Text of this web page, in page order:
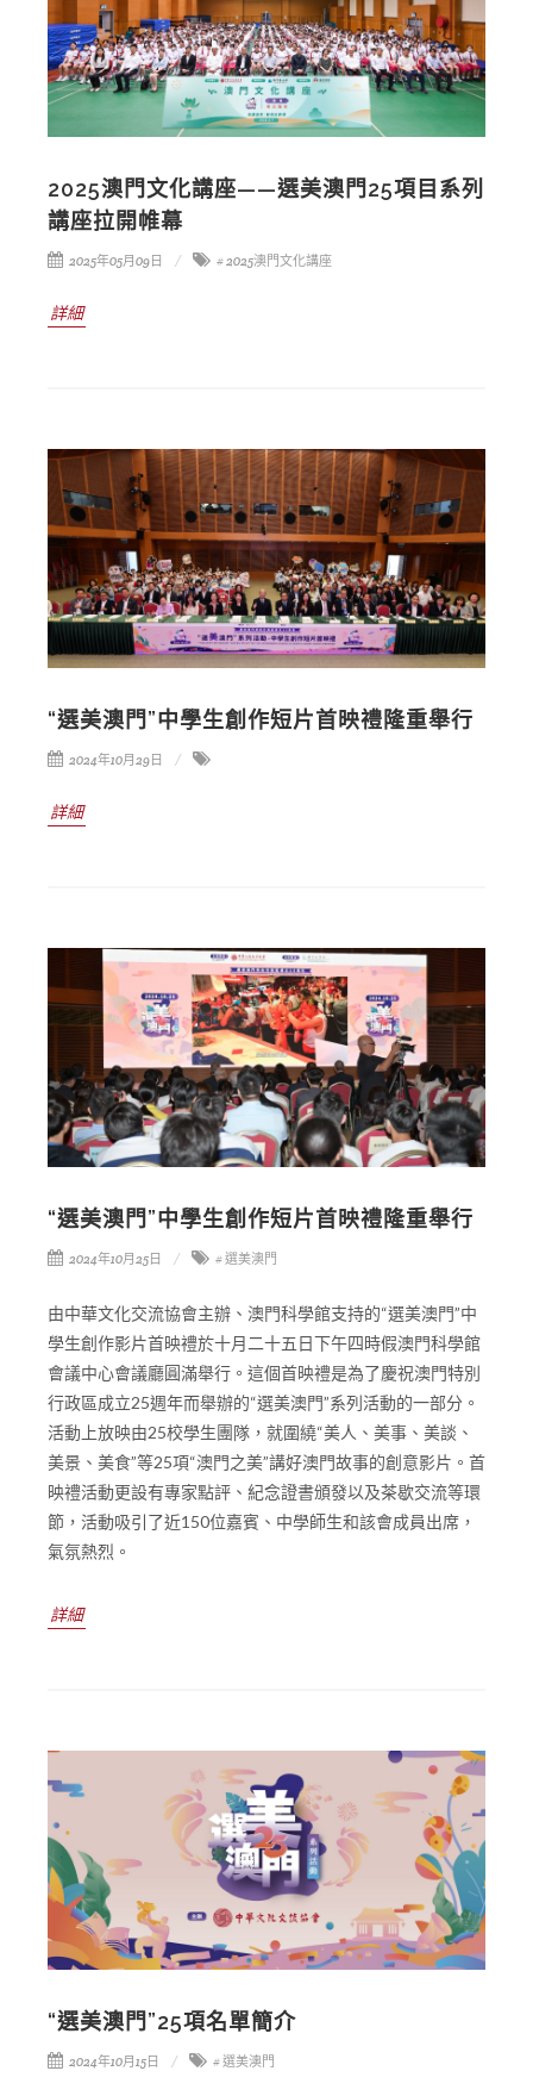
2025澳門文化講座——選美澳門25項目系列
講座拉開帷幕
2025年05月09日 # 2025澳門文化講座
詳細
“選美澳門”中學生創作短片首映禮隆重舉行
2024年10月29日
詳細
“選美澳門”中學生創作短片首映禮隆重舉行
2024年10月25日 # 選美澳門
由中華文化交流協會主辦、澳門科學館支持的“選美澳門”中
學生創作影片首映禮於十月二十五日下午四時假澳門科學館
會議中心會議廳圓滿舉行。這個首映禮是為了慶祝澳門特別
行政區成立25週年而舉辦的“選美澳門”系列活動的一部分。
活動上放映由25校學生團隊，就圍繞“美人、美事、美談、
美景、美食”等25項“澳門之美”講好澳門故事的創意影片。首
映禮活動更設有專家點評、紀念證書頒發以及茶歇交流等環
節，活動吸引了近150位嘉賓、中學師生和該會成員出席，
氣氛熱烈。
詳細
“選美澳門”25項名單簡介
2024年10月15日 # 選美澳門